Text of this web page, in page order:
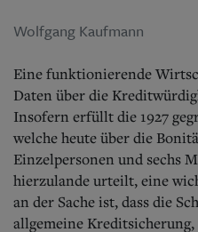
Abo
Wolfgang Kaufmann
Eine funktionierende
Daten über die
Insofern erfüllt die 1927
welche heute über die
Einzelpersonen und sechs
hierzulande urteilt, eine
an der Sache ist, dass die
allgemeine